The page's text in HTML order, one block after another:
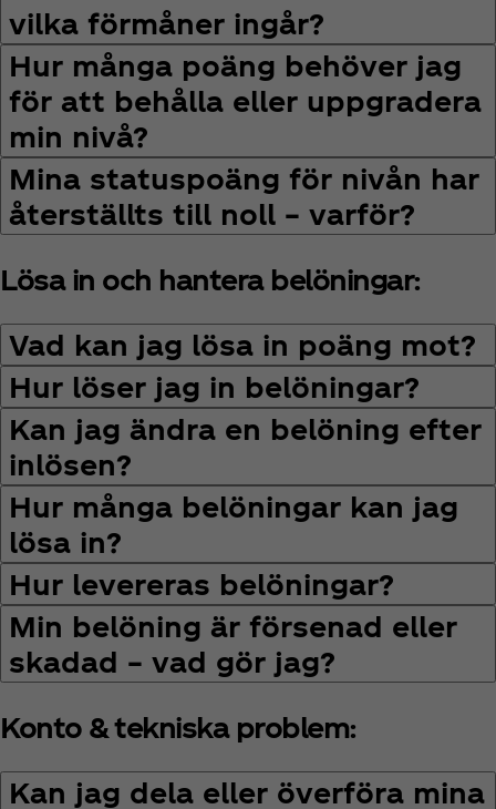
vilka förmåner ingår?
Hur många poäng behöver jag
för att behålla eller uppgradera
min nivå?
Mina statuspoäng för nivån har
återställts till noll – varför?
Lösa in och hantera belöningar:
Vad kan jag lösa in poäng mot?
Hur löser jag in belöningar?
Kan jag ändra en belöning efter
inlösen?
Hur många belöningar kan jag
lösa in?
Hur levereras belöningar?
Min belöning är försenad eller
skadad – vad gör jag?
Konto & tekniska problem:
Kan jag dela eller överföra mina